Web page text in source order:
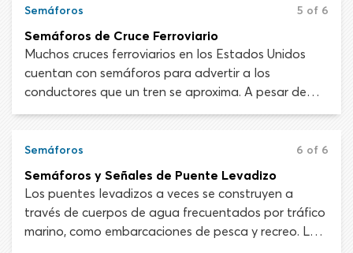
direcciones están instalados sobre los carriles
reversibles para que los conductores sepan si
pueden usarlos.
Semáforos 5 of 6
Semáforos de Cruce Ferroviario
Muchos cruces ferroviarios en los Estados Unidos
cuentan con semáforos para advertir a los
conductores que un tren se aproxima. A pesar de
esto, los accidentes en cruces ferroviarios todavía
cómo funcionan las señales de cruce ferroviario es
vital para tu seguridad.
Semáforos 6 of 6
Semáforos y Señales de Puente Levadizo
Los puentes levadizos a veces se construyen a
través de cuerpos de agua frecuentados por tráfico
marino, como embarcaciones de pesca y recreo. Los
semáforos, señales y demás funciones de